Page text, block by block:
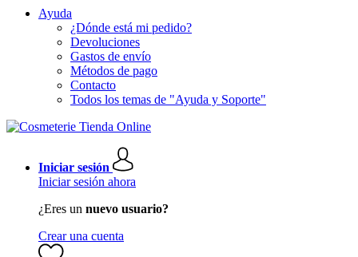
Ayuda
¿Dónde está mi pedido?
Devoluciones
Gastos de envío
Métodos de pago
Contacto
Todos los temas de "Ayuda y Soporte"
Iniciar sesión
Iniciar sesión ahora
¿Eres un nuevo usuario?
Crear una cuenta